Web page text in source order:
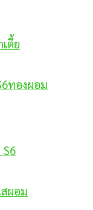
ตี้ย